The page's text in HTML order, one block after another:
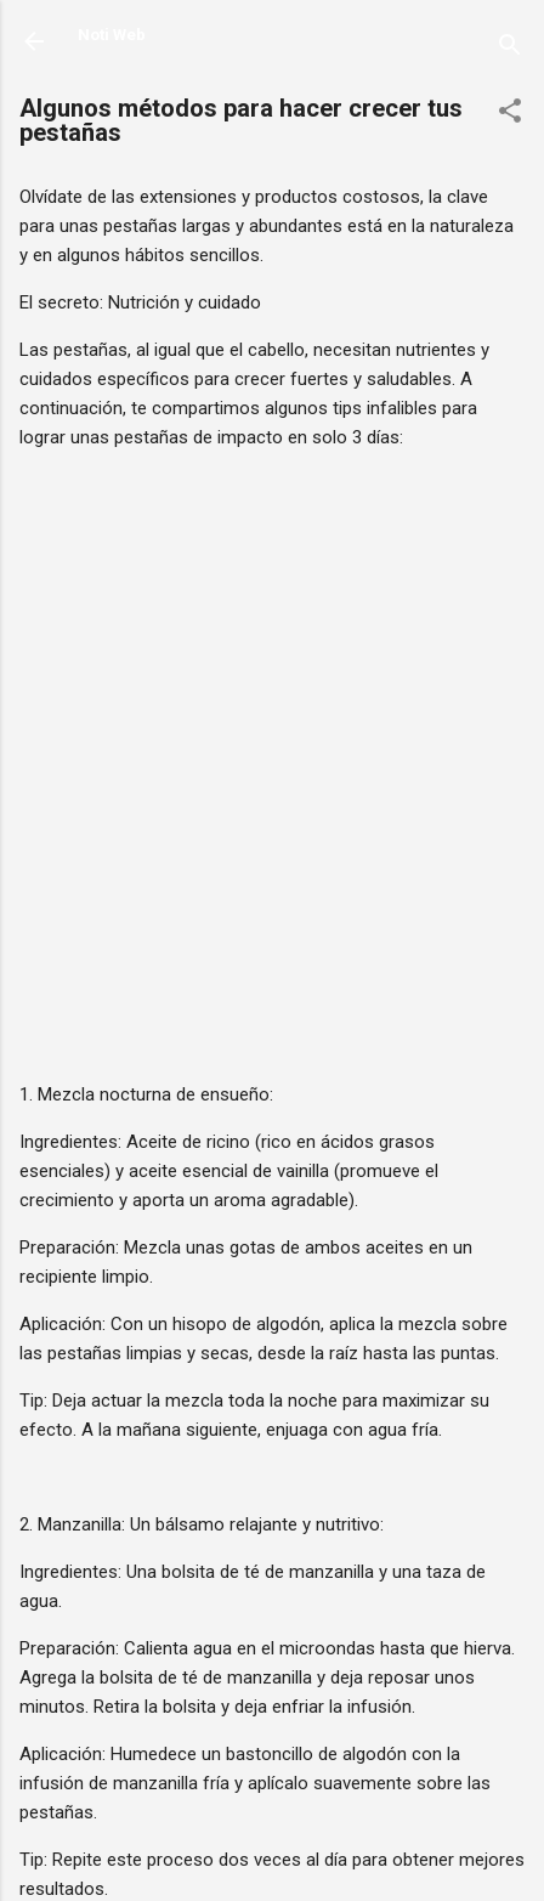
Algunos métodos para hacer crecer tus
pestañas
Olvídate de las extensiones y productos costosos, la clave
para unas pestañas largas y abundantes está en la naturaleza
y en algunos hábitos sencillos.
El secreto: Nutrición y cuidado
Las pestañas, al igual que el cabello, necesitan nutrientes y
cuidados específicos para crecer fuertes y saludables. A
continuación, te compartimos algunos tips infalibles para
lograr unas pestañas de impacto en solo 3 días:
1. Mezcla nocturna de ensueño:
Ingredientes: Aceite de ricino (rico en ácidos grasos
esenciales) y aceite esencial de vainilla (promueve el
crecimiento y aporta un aroma agradable).
Preparación: Mezcla unas gotas de ambos aceites en un
recipiente limpio.
Aplicación: Con un hisopo de algodón, aplica la mezcla sobre
las pestañas limpias y secas, desde la raíz hasta las puntas.
Tip: Deja actuar la mezcla toda la noche para maximizar su
efecto. A la mañana siguiente, enjuaga con agua fría.
2. Manzanilla: Un bálsamo relajante y nutritivo:
Ingredientes: Una bolsita de té de manzanilla y una taza de
agua.
Preparación: Calienta agua en el microondas hasta que hierva.
Agrega la bolsita de té de manzanilla y deja reposar unos
minutos. Retira la bolsita y deja enfriar la infusión.
Aplicación: Humedece un bastoncillo de algodón con la
infusión de manzanilla fría y aplícalo suavemente sobre las
pestañas.
Tip: Repite este proceso dos veces al día para obtener mejores
resultados.